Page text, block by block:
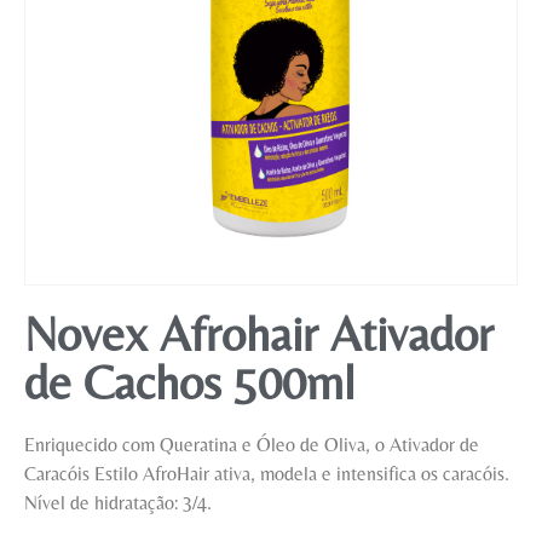
Novex Afrohair Ativador
de Cachos 500ml
Enriquecido com Queratina e Óleo de Oliva, o Ativador de
Caracóis Estilo AfroHair ativa, modela e intensifica os caracóis.
Nível de hidratação: 3/4.